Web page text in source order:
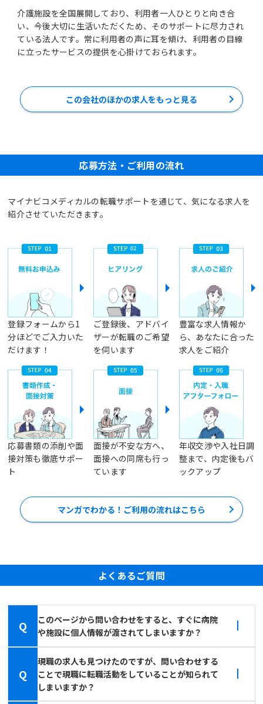
介護施設を全国展開しており、利用者一人ひとりと向き合
い、今後大切に生活いただくため、そのサポートに尽力され
ている法人です。常に利用者の声に耳を傾け、利用者の目線
に立ったサービスの提供を心掛けておられます。
この会社のほかの求人をもっと見る
応募方法・ご利用の流れ
マイナビコメディカルの転職サポートを通じて、気になる求人を
紹介させていただきます。
登録フォームから1
分ほどでご入力いた
だけます！
ご登録後、アドバイ
ザーが転職のご希望
を伺います
豊富な求人情報か
ら、あなたに合った
求人をご紹介
応募書類の添削や面
接対策も徹底サポー
ト
面接が不安な方へ、
面接への同席も行っ
ています
年収交渉や入社日調
整まで、内定後もバ
ックアップ
マンガでわかる！ご利用の流れはこちら
よくあるご質問
Q
このページから問い合わせをすると、すぐに病院
や施設に個人情報が渡されてしまいますか？
Q
現職の求人も見つけたのですが、問い合わせする
ことで現職に転職活動をしていることが知られて
しまいますか？